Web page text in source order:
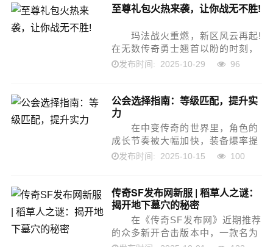
至尊礼包火热来袭，让你战无不胜!
玛法战火重燃，新区风云再起!
在无数传奇勇士翘首以盼的时刻，
一场前所未有的力量风暴正席卷而
简单...
发布时间: 2025-10-29 96
公会选择指南：等级匹配，提升实
力
在中变传奇的世界里，角色的
成长节奏被大幅加快，装备爆率提
升，技能威力增强，战斗的激烈程
否快速融入一个合适的公会...
发布时间: 2025-10-15 100
传奇SF发布网新服 | 稻草人之谜：
揭开地下墓穴的秘密
在《传奇SF发布网》近期推荐
的众多新开合击版本中，一款名为